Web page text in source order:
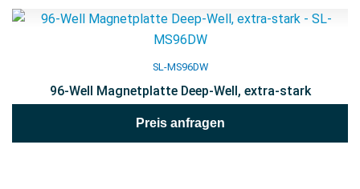
SL-MS96DW
96-Well Magnetplatte Deep-Well, extra-stark
Preis anfragen